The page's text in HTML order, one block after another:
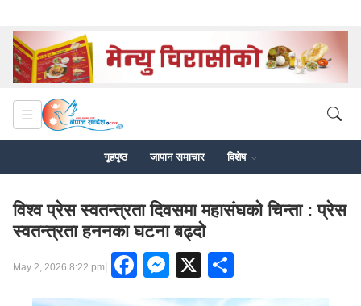
गृहपृष्ठ जापान समाचार विशेष
विश्व प्रेस स्वतन्त्रता दिवसमा महासंघको चिन्ता : प्रेस
स्वतन्त्रता हननका घटना बढ्दो
May 2, 2026 8:22 pm| Facebook
Messenger
X